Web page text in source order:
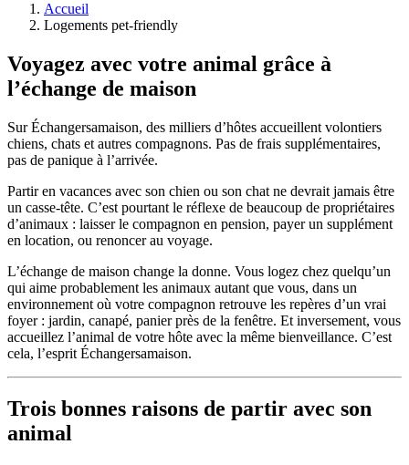
Accueil
Logements pet-friendly
Voyagez avec votre animal grâce à
l’échange de maison
Sur Échangersamaison, des milliers d’hôtes accueillent volontiers
chiens, chats et autres compagnons. Pas de frais supplémentaires,
pas de panique à l’arrivée.
Partir en vacances avec son chien ou son chat ne devrait jamais être
un casse-tête. C’est pourtant le réflexe de beaucoup de propriétaires
d’animaux : laisser le compagnon en pension, payer un supplément
en location, ou renoncer au voyage.
L’échange de maison change la donne. Vous logez chez quelqu’un
qui aime probablement les animaux autant que vous, dans un
environnement où votre compagnon retrouve les repères d’un vrai
foyer : jardin, canapé, panier près de la fenêtre. Et inversement, vous
accueillez l’animal de votre hôte avec la même bienveillance. C’est
cela, l’esprit Échangersamaison.
Trois bonnes raisons de partir avec son
animal